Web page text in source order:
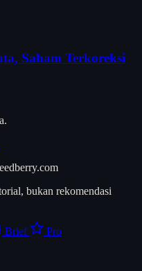
Saham Terkoreksi
bukan rekomendasi
Brief Pro